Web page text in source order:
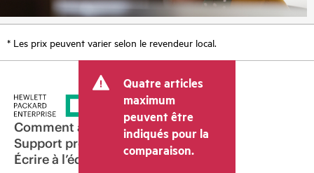
* Les prix peuvent varier selon le revendeur local.
Quatre articles
maximum
peuvent être
indiqués pour la
comparaison.
Comment acheter
Support produit
Écrire à l’équipe commerciale